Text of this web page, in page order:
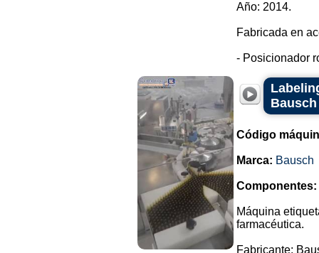
Año: 2014.
Fabricada en
- Posicionador
Código
Marca: Bausch
Componentes:
Máquina
farmacéutica.
Fabricante: